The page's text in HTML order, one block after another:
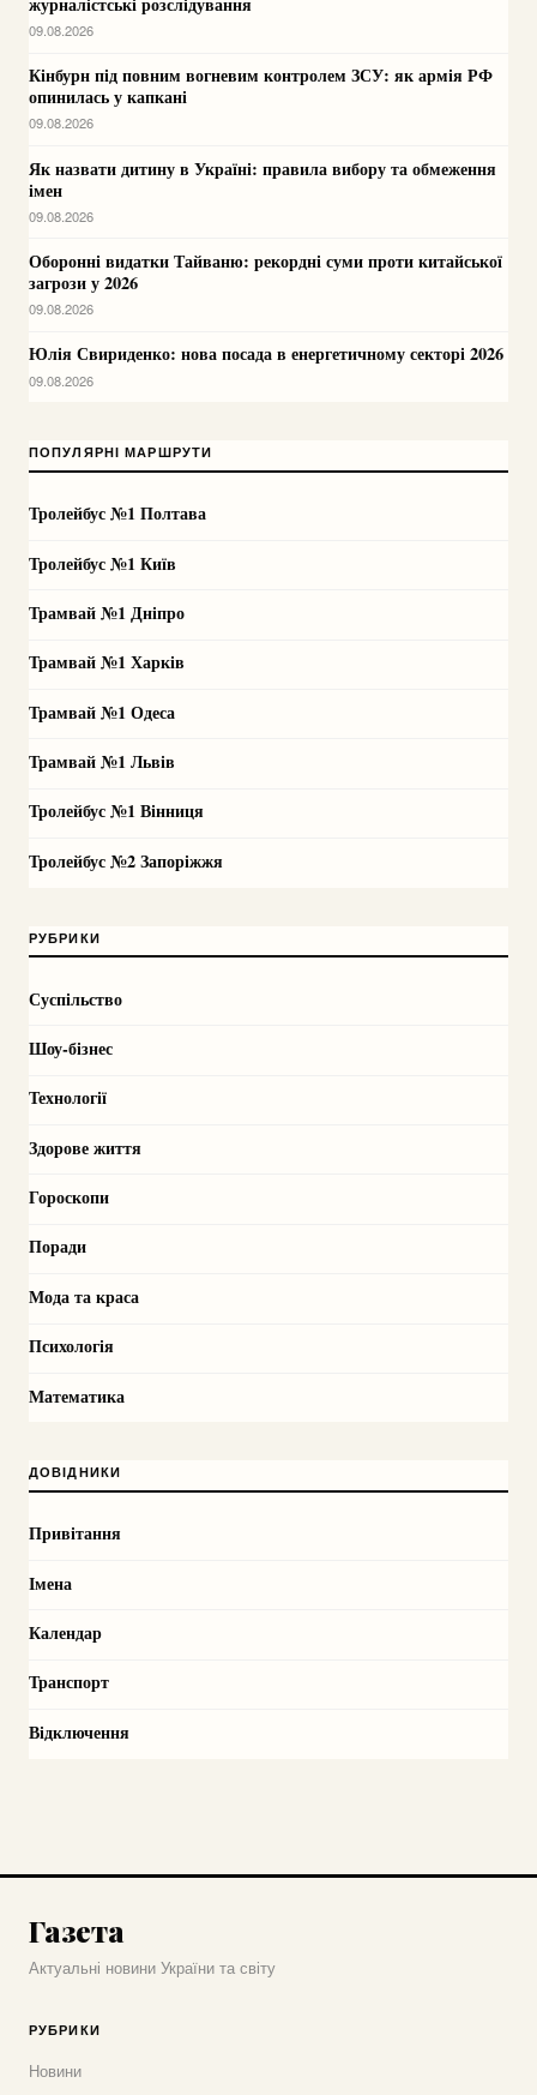
09.08.2026
Кінбурн під повним вогневим контролем ЗСУ: як армія РФ
опинилась у капкані
09.08.2026
Як назвати дитину в Україні: правила вибору та обмеження
імен
09.08.2026
Оборонні видатки Тайваню: рекордні суми проти китайської
загрози у 2026
09.08.2026
Юлія Свириденко: нова посада в енергетичному секторі 2026
09.08.2026
ПОПУЛЯРНІ МАРШРУТИ
Тролейбус №1 Полтава
Тролейбус №1 Київ
Трамвай №1 Дніпро
Трамвай №1 Харків
Трамвай №1 Одеса
Трамвай №1 Львів
Тролейбус №1 Вінниця
Тролейбус №2 Запоріжжя
РУБРИКИ
Суспільство
Шоу-бізнес
Технології
Здорове життя
Гороскопи
Поради
Мода та краса
Психологія
Математика
ДОВІДНИКИ
Привітання
Імена
Календар
Транспорт
Відключення
Газета
Актуальні новини України та світу
РУБРИКИ
Новини